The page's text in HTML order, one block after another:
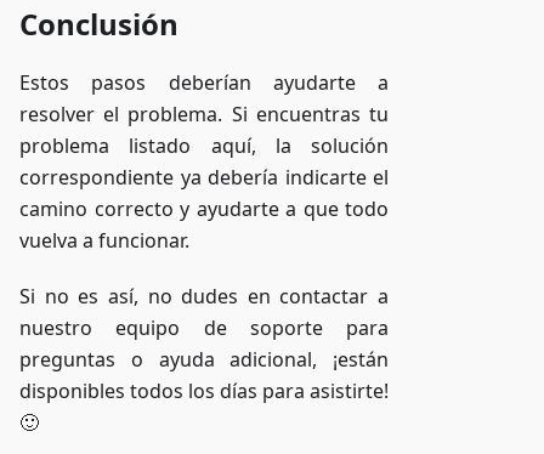
Conclusión
Estos pasos deberían ayudarte a
resolver el problema. Si encuentras tu
problema listado aquí, la solución
correspondiente ya debería indicarte el
camino correcto y ayudarte a que todo
vuelva a funcionar.
Si no es así, no dudes en contactar a
nuestro equipo de soporte para
preguntas o ayuda adicional, ¡están
disponibles todos los días para asistirte!
🙂